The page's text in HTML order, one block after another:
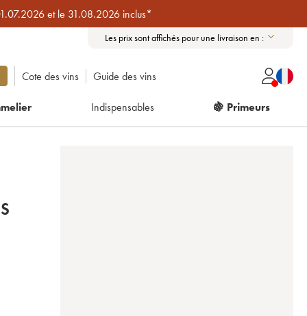
et le 31.08.2026 inclus*
Les prix sont affichés pour une livraison en :
Cote des vins Guide des vins
Indispensables 🍇 Primeurs